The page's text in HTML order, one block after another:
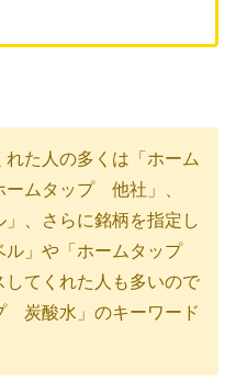
た人の多くは「ホーム
ムタップ 他社」、
、さらに銘柄を指定し
」や「ホームタップ
てくれた人も多いので
炭酸水」のキーワード